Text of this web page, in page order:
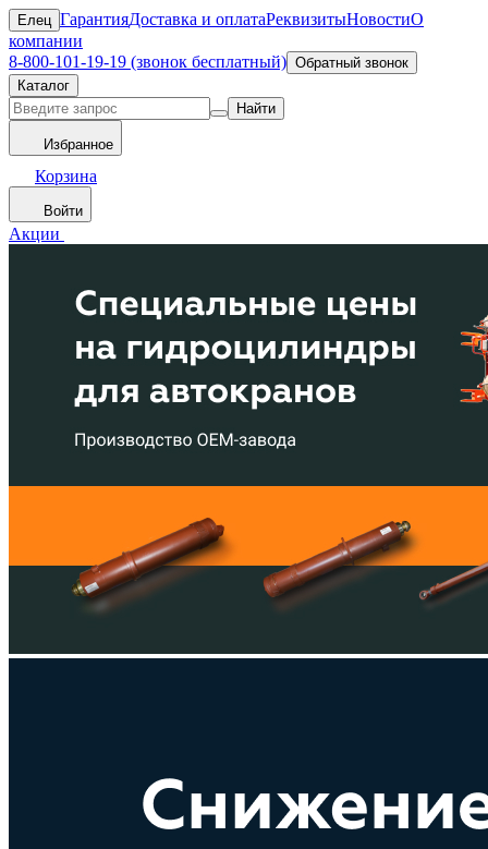
Елец ГарантияДоставка и оплатаРеквизитыНовостиО
компании
8-800-101-19-19 (звонок бесплатный) Обратный звонок
Каталог
Найти
Избранное
Корзина
Войти
Акции